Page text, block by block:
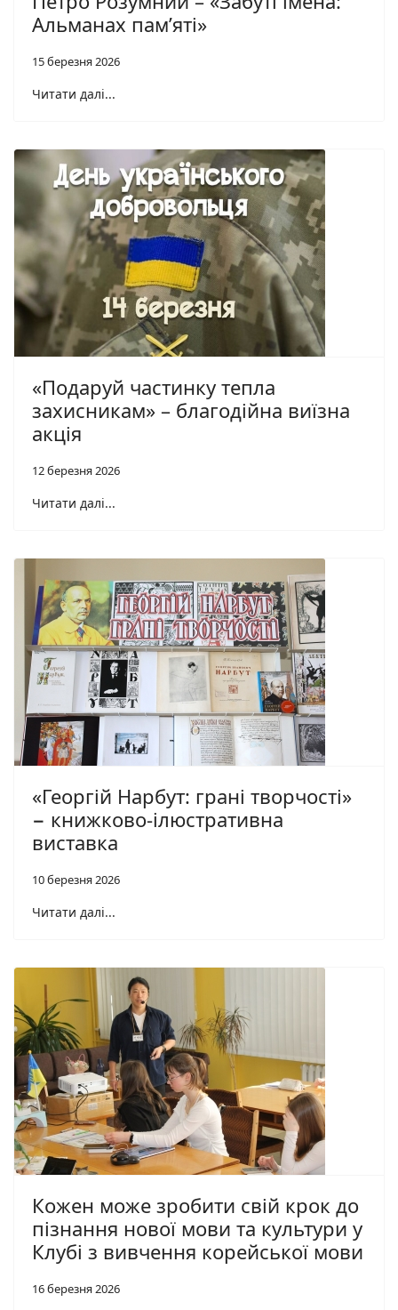
Альманах пам’яті»
15 березня 2026
Читати далі...
«Подаруй частинку тепла
захисникам» – благодійна виїзна
акція
12 березня 2026
Читати далі...
«Георгій Нарбут: грані творчості»
− книжково-ілюстративна
виставка
10 березня 2026
Читати далі...
Кожен може зробити свій крок до
пізнання нової мови та культури у
Клубі з вивчення корейської мови
16 березня 2026